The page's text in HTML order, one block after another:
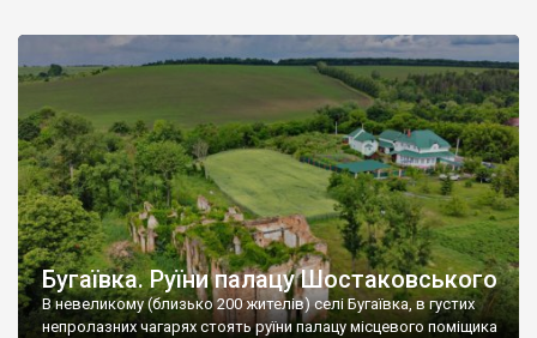
Бугаївка. Руїни палацу Шостаковського
В невеликому (близько 200 жителів) селі Бугаївка, в густих
непролазних чагарях стоять руїни палацу місцевого поміщика